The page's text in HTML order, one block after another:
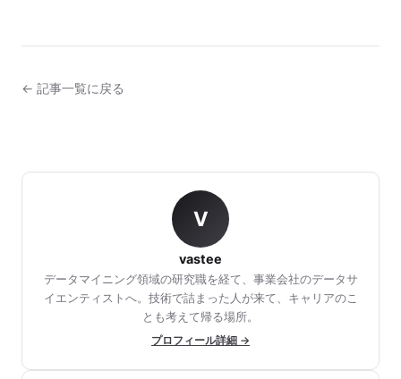
← 記事一覧に戻る
V
vastee
データマイニング領域の研究職を経て、事業会社のデータサ
イエンティストへ。技術で詰まった人が来て、キャリアのこ
とも考えて帰る場所。
プロフィール詳細 →